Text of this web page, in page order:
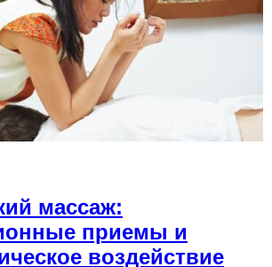
массаж:
приемы и
воздействие